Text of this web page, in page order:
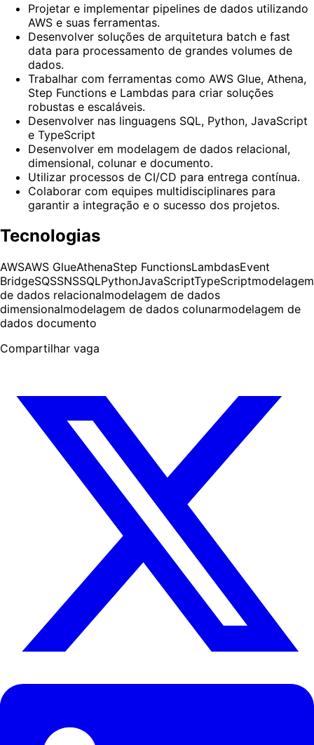
Projetar e implementar pipelines de dados utilizando
AWS e suas ferramentas.
Desenvolver soluções de arquitetura batch e fast
data para processamento de grandes volumes de
dados.
Trabalhar com ferramentas como AWS Glue, Athena,
Step Functions e Lambdas para criar soluções
robustas e escaláveis.
Desenvolver nas linguagens SQL, Python, JavaScript
e TypeScript
Desenvolver em modelagem de dados relacional,
dimensional, colunar e documento.
Utilizar processos de CI/CD para entrega contínua.
Colaborar com equipes multidisciplinares para
garantir a integração e o sucesso dos projetos.
Tecnologias
AWSAWS GlueAthenaStep FunctionsLambdasEvent
BridgeSQSSNSSQLPythonJavaScriptTypeScriptmodelagem
de dados relacionalmodelagem de dados
dimensionalmodelagem de dados colunarmodelagem de
dados documento
Compartilhar vaga